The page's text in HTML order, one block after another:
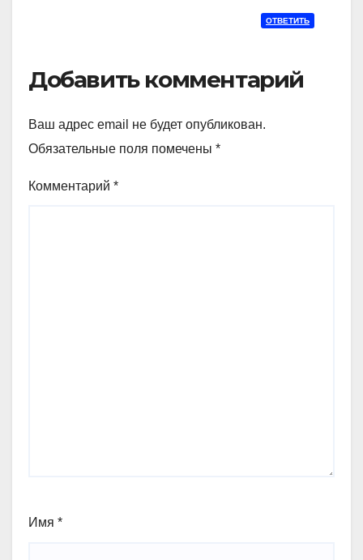
ОТВЕТИТЬ
Добавить комментарий
Ваш адрес email не будет опубликован.
Обязательные поля помечены *
Комментарий *
Имя *